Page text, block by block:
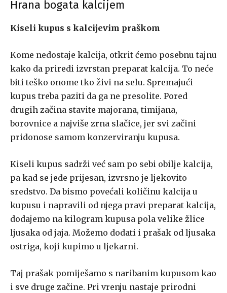
Hrana bogata kalcijem
Kiseli kupus s kalcijevim praškom
Kome nedostaje kalcija, otkrit ćemo posebnu tajnu
kako da priredi izvrstan preparat kalcija. To neće
biti teško onome tko živi na selu. Spremajući
kupus treba paziti da ga ne presolite. Pored
drugih začina stavite majorana, timijana,
borovnice a najviše zrna slačice, jer svi začini
pridonose samom konzerviranju kupusa.
Kiseli kupus sadrži već sam po sebi obilje kalcija,
pa kad se jede prijesan, izvrsno je ljekovito
sredstvo. Da bismo povećali količinu kalcija u
kupusu i napravili od njega pravi preparat kalcija,
dodajemo na kilogram kupusa pola velike žlice
ljusaka od jaja. Možemo dodati i prašak od ljusaka
ostriga, koji kupimo u ljekarni.
Taj prašak pomiješamo s naribanim kupusom kao
i sve druge začine. Pri vrenju nastaje prirodni